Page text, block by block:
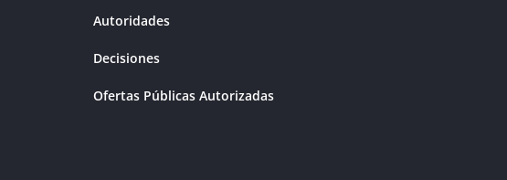
Autoridades
Decisiones
Ofertas Públicas Autorizadas